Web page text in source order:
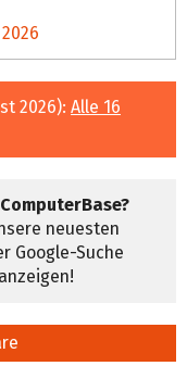
2026): Alle 16
neuesten
Google-Suche